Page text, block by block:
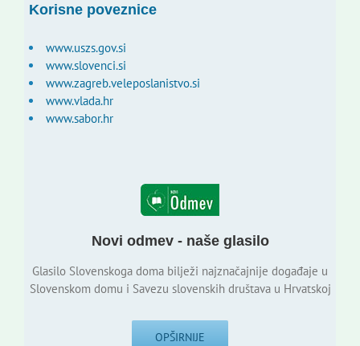
Korisne poveznice
www.uszs.gov.si
www.slovenci.si
www.zagreb.veleposlanistvo.si
www.vlada.hr
www.sabor.hr
Novi odmev - naše glasilo
Glasilo Slovenskoga doma bilježi najznačajnije događaje u
Slovenskom domu i Savezu slovenskih društava u Hrvatskoj
OPŠIRNIJE